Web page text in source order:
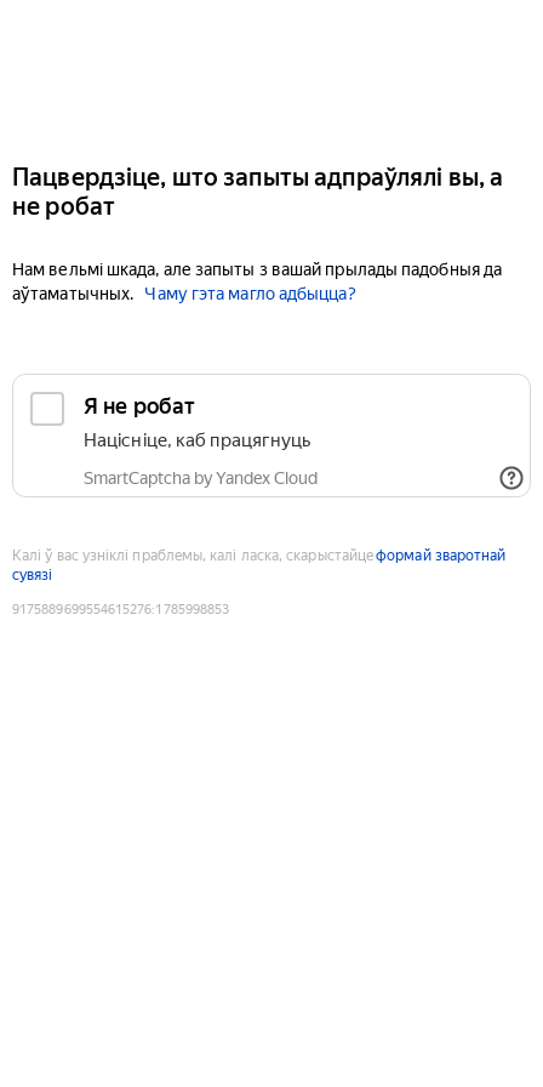
Пацвердзіце, што запыты адпраўлялі вы, а
не робат
Нам вельмі шкада, але запыты з вашай прылады падобныя да
аўтаматычных.
Чаму гэта магло адбыцца?
Я не робат
Націсніце, каб працягнуць
SmartCaptcha by Yandex Cloud
Калі ў вас узніклі праблемы, калі ласка, скарыстайцеформай зваротнай
сувязі
9175889699554615276:1785998853